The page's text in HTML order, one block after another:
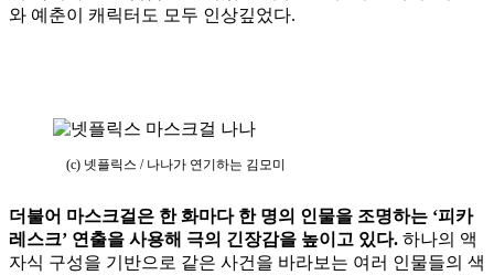
와 예춘이 캐릭터도 모두 인상깊었다.
(c) 넷플릭스 / 나나가 연기하는 김모미
더불어 마스크걸은 한 화마다 한 명의 인물을 조명하는 ‘피카
레스크’ 연출을 사용해 극의 긴장감을 높이고 있다. 하나의 액
자식 구성을 기반으로 같은 사건을 바라보는 여러 인물들의 색